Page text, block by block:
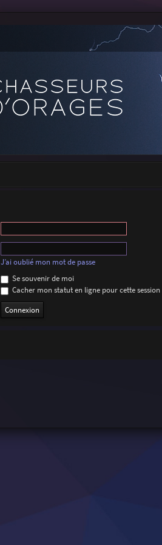
J’ai oublié mon mot de passe
Se souvenir de moi
Cacher mon statut en ligne pour cette session